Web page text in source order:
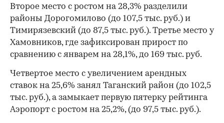
Второе место с ростом на 28,3% разделили
районы Дорогомилово (до 107,5 тыс. руб.) и
Тимирязевский (до 87,5 тыс. руб.). Третье место у
Хамовников, где зафиксирован прирост по
сравнению с январем на 28,1%, до 169 тыс. руб.
Четвертое место с увеличением арендных
ставок на 25,6% занял Таганский район (до 102,5
тыс. руб.), а замыкает первую пятерку рейтинга
Аэропорт с ростом на 25,2%, (до 97,5 тыс. руб.).